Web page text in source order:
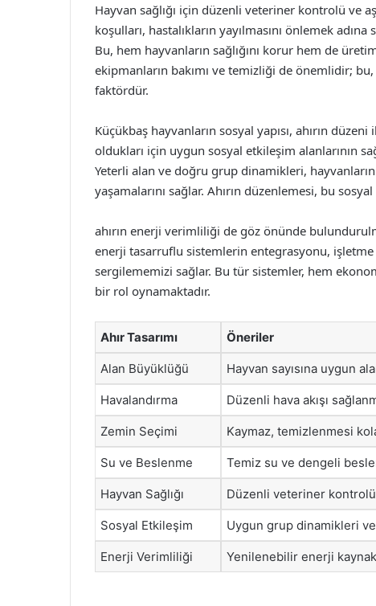
Hayvan sağlığı için düzenli veteriner kontrolü ve
koşulları, hastalıkların yayılmasını önlemek
Bu, hem hayvanların sağlığını korur hem de
ekipmanların bakımı ve temizliği de önemlidir;
faktördür.
Küçükbaş hayvanların sosyal yapısı, ahırın
oldukları için uygun sosyal etkileşim alanlarının
Yeterli alan ve doğru grup dinamikleri,
yaşamalarını sağlar. Ahırın düzenlemesi, bu
ahırın enerji verimliliği de göz önünde
enerji tasarruflu sistemlerin entegrasyonu,
sergilememizi sağlar. Bu tür sistemler, hem
bir rol oynamaktadır.
Ahır Tasarımı Öneriler
Alan Büyüklüğü Hayvan sayısına uygun
Havalandırma Düzenli hava akışı
Zemin Seçimi Kaymaz, temizlenmesi
Su ve Beslenme Temiz su ve dengeli
Hayvan Sağlığı Düzenli veteriner
Sosyal Etkileşim Uygun grup dinamikleri
Enerji Verimliliği Yenilenebilir enerji